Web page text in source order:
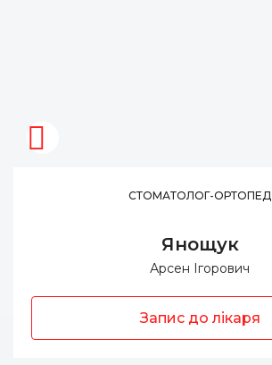
СТОМАТОЛОГ-ОРТОПЕД
Янощук
Арсен Ігорович
Запис до лікаря